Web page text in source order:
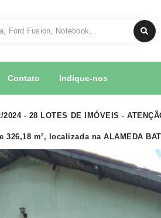
Contato Indique-nos
- 28 LOTES DE IMÓVEIS -
326,18 m², localizada na ALAMEDA